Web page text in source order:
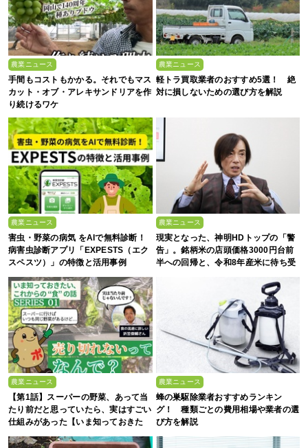
農業ニュース
手間もコストもかかる。それでもマス
カット・オブ・アレキサンドリアを作
り続けるワケ
農業ニュース
軽トラ買取業者のおすすめ5選！ 絶
対に損しないための選び方を解説
農業ニュース
害虫・野菜の病気 をAIで無料診断！
病害虫診断アプリ「EXPESTS（エク
スペスツ）」の特徴と活用事例
農業ニュース
現実となった、神明HDトップの「警
告」。銘柄米の店頭価格3000円台前
半への回帰と、令和8年産米に待ち受
農業ニュース
【第1話】スーパーの野菜、あって当
たり前だと思っていたら、実はすごい
仕組みがあった【いま知っておきた
農業ニュース
蜂の巣駆除業者おすすめランキン
グ！ 種類ごとの費用相場や業者の選
び方を解説